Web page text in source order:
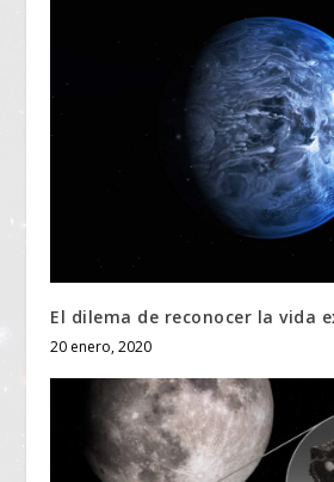
El dilema de reconocer la vida
20 enero, 2020